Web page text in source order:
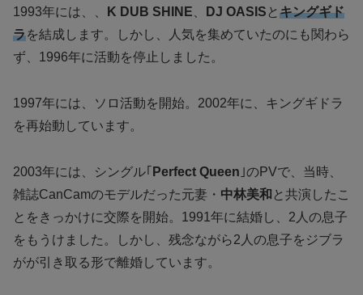
1993年には、、 K DUB SHINE DJ OASIS と キングギド
ラを結成します。しかし、人気を集めていたのにも関わら
ず、1996年に活動を停止しました。
1997年には、ソロ活動を開始。2002年に、キングギドラ
を再始動しています。
2003年には、シングル｢ Perfect Queen ｣のPVで、当時、
雑誌CanCamのモデルだった元妻・ 中林美和 と共演したこ
とをきっかけに交際を開始。1991年に結婚し、2人の息子
をもうけました。しかし、残念ながら2人の息子をジブラ
がが引き取る形で離婚しています。